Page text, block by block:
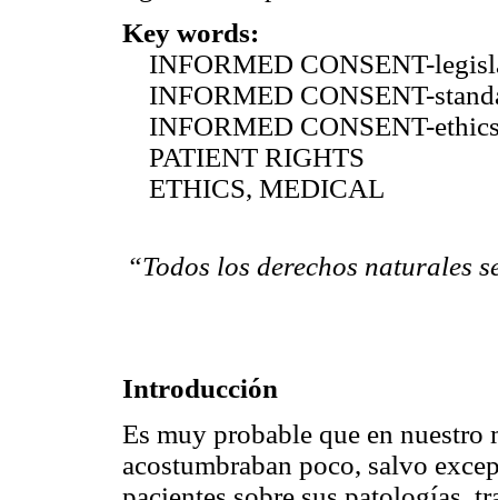
Key words:
INFORMED CONSENT-
INFORMED CONSENT-
INFORMED CONSENT-
PATIENT RIGHTS
ETHICS, MEDICAL
“Todos los derechos naturales
Introducción
Es muy probable que en nuestro
acostumbraban poco, salvo